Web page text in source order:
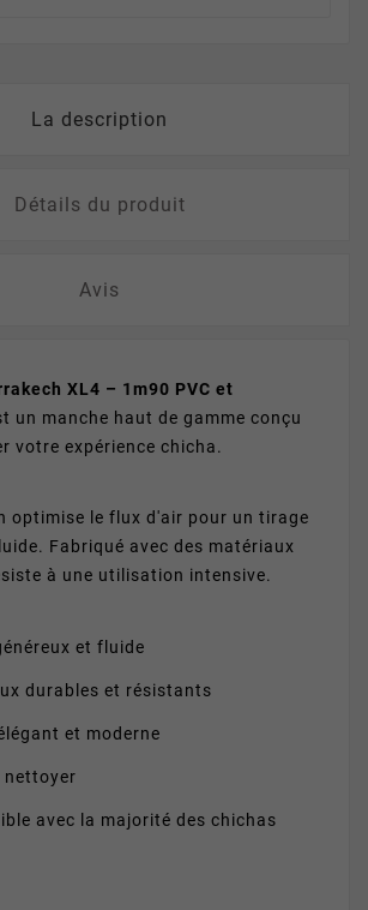
La description
Détails du produit
Avis
XL4 – 1m90 PVC et
un manche haut de gamme conçu
votre expérience chicha.
optimise le flux d'air pour un tirage
Fabriqué avec des matériaux
à une utilisation intensive.
et fluide
durables et résistants
et moderne
nettoyer
avec la majorité des chichas